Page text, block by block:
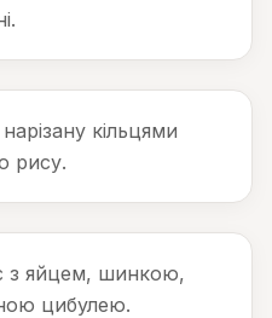
кільцями
рису.
з яйцем, шинкою,
цибулею.